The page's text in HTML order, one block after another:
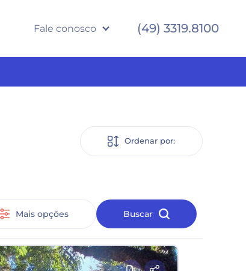
Fale conosco (49) 3319.8100
Ordenar por:
Mais opções Buscar